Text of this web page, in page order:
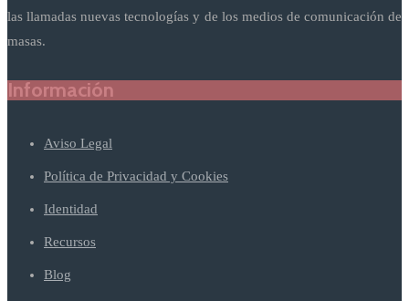
las llamadas nuevas tecnologías y de los medios de comunicación de
masas.
Información
Aviso Legal
Política de Privacidad y Cookies
Identidad
Recursos
Blog